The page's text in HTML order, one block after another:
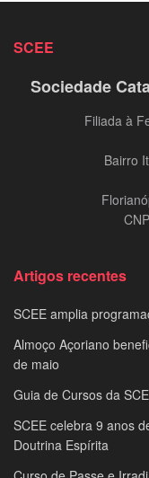
SCEE
Sociedade
Filiada à
Bairro
Artigos recentes
SCEE amplia
Almoço Açoriano
de maio
Guia de Cursos da
SCEE celebra 9 anos
Doutrina Espírita